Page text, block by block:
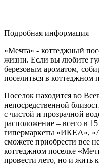
Подробная информация
«Мечта» - коттеджный
жизни. Если вы любите
березовым ароматом,
поселиться в коттеджном
Поселок находится во
непосредственной
с чистой и прозрачной
расположение – всего в
гипермаркеты «ИКЕА»,
сможете приобрести все
коттеджном поселке
провести лето, но и жить